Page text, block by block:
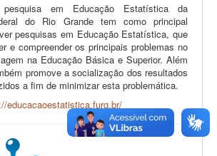
em Educação Estatística da
do Rio Grande tem como principal
pesquisas em Educação Estatística, que
e compreender os principais problemas no
na Educação Básica e Superior. Além
promove a socialização dos resultados
a fim de minimizar esta problemática.
educacaoestatistica.furg.br/